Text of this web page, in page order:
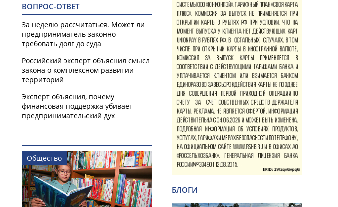
ВОПРОС-ОТВЕТ
За неделю рассчитаться. Может ли
предприниматель законно
требовать долг до суда
Российский эксперт объяснил смысл
закона о комплексном развитии
территорий
Эксперт объяснил, почему
финансовая поддержка убивает
предпринимательский дух
Общество
БЛОГИ